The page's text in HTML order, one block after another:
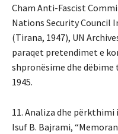
Cham Anti-Fascist
Nations Security Council
(Tirana, 1947), UN
paraqet pretendimet e
shpronësime dhe dëbime
1945.
11. Analiza dhe
Isuf B. Bajrami,